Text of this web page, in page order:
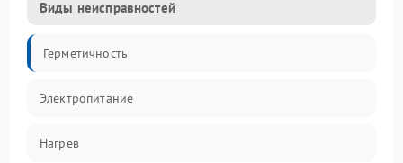
Виды неисправностей
Герметичность
Электропитание
Нагрев